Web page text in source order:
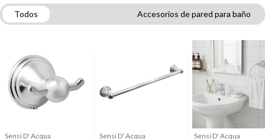
Todos
Accesorios de pared para baño
Sensi D' Acqua Sensi D' Acqua Sensi D' Acqua